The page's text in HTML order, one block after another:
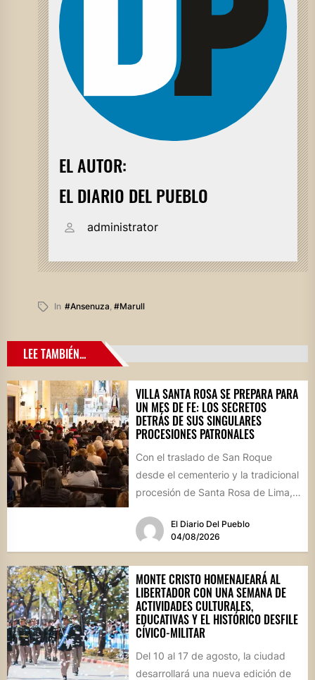
EL AUTOR:
EL DIARIO DEL PUEBLO
administrator
In #ansenuza, #marull
LEE TAMBIÉN...
VILLA SANTA ROSA SE PREPARA PARA
UN MES DE FE: LOS SECRETOS
DETRÁS DE SUS SINGULARES
PROCESIONES PATRONALES
Con el traslado de San Roque
desde el cementerio y la tradicional
procesión de Santa Rosa de Lima,
El Diario Del Pueblo
04/08/2026
MONTE CRISTO HOMENAJEARÁ AL
LIBERTADOR CON UNA SEMANA DE
ACTIVIDADES CULTURALES,
EDUCATIVAS Y EL HISTÓRICO DESFILE
CÍVICO-MILITAR
Del 10 al 17 de agosto, la ciudad
desarrollará una nueva edición de